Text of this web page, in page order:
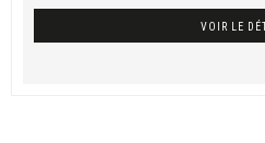
VOIR LE